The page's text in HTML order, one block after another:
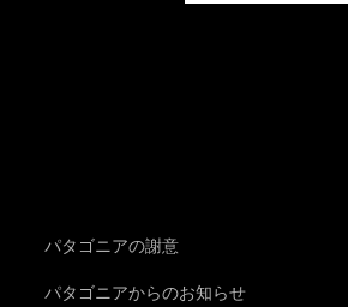
パタゴニアの謝意
パタゴニアからのお知らせ